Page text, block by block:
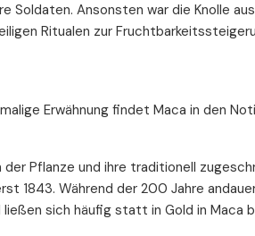
Soldaten. Ansonsten war die Knolle
Ritualen zur
Erwähnung findet Maca in den
Pflanze und ihre traditionell
1843. Während der 200 Jahre
sich häufig statt in Gold in Maca